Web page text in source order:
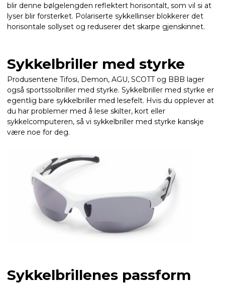
blir denne bølgelengden reflektert horisontalt, som vil si at
lyser blir forsterket. Polariserte sykkellinser blokkerer det
horisontale sollyset og reduserer det skarpe gjenskinnet.
Sykkelbriller med styrke
Produsentene Tifosi, Demon, AGU, SCOTT og BBB lager
også sportssolbriller med styrke. Sykkelbriller med styrke er
egentlig bare sykkelbriller med lesefelt. Hvis du opplever at
du har problemer med å lese skilter, kort eller
sykkelcomputeren, så vi sykkelbriller med styrke kanskje
være noe for deg.
Sykkelbrillenes passform